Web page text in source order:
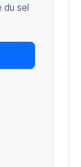
du sel